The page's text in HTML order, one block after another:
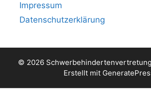
Impressum
Datenschutzerklärung
© 2026
Erstellt mit